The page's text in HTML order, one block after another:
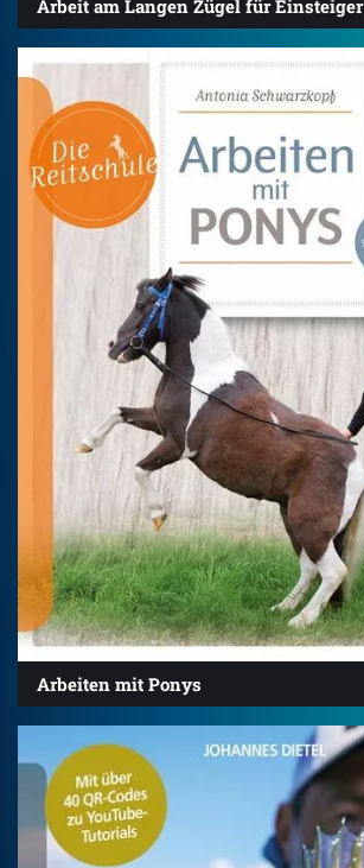
Arbeit am Langen Zügel für Einsteiger
Arbeiten mit Ponys